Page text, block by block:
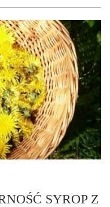
SYROP Z